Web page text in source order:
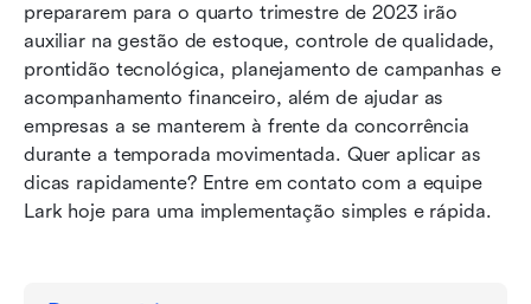
prepararem para o quarto trimestre de 2023 irão
auxiliar na gestão de estoque, controle de qualidade,
prontidão tecnológica, planejamento de campanhas e
acompanhamento financeiro, além de ajudar as
empresas a se manterem à frente da concorrência
durante a temporada movimentada. Quer aplicar as
dicas rapidamente? Entre em contato com a equipe
Lark hoje para uma implementação simples e rápida.